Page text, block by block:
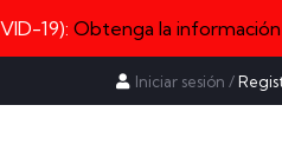
19): Obtenga la
Iniciar sesión /